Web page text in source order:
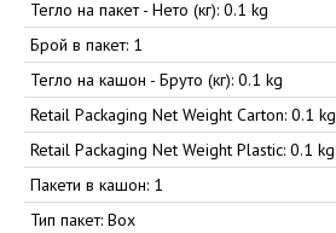
Тегло на пакет - Нето (кг): 0.1 kg
Брой в пакет: 1
Тегло на кашон - Бруто (кг): 0.1 kg
Retail Packaging Net Weight Carton: 0.1 kg
Retail Packaging Net Weight Plastic: 0.1 kg
Пакети в кашон: 1
Тип пакет: Box